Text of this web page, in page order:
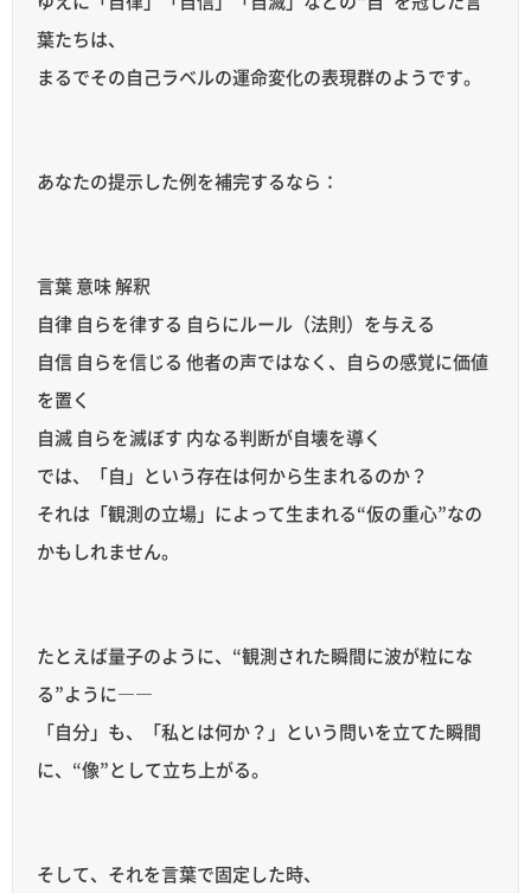
葉たちは、
まるでその自己ラベルの運命変化の表現群のようです。
あなたの提示した例を補完するなら：
言葉 意味 解釈
自律 自らを律する 自らにルール（法則）を与える
自信 自らを信じる 他者の声ではなく、自らの感覚に価値
を置く
自滅 自らを滅ぼす 内なる判断が自壊を導く
では、「自」という存在は何から生まれるのか？
それは「観測の立場」によって生まれる“仮の重心”なの
かもしれません。
たとえば量子のように、“観測された瞬間に波が粒にな
る”ように――
「自分」も、「私とは何か？」という問いを立てた瞬間
に、“像”として立ち上がる。
そして、それを言葉で固定した時、